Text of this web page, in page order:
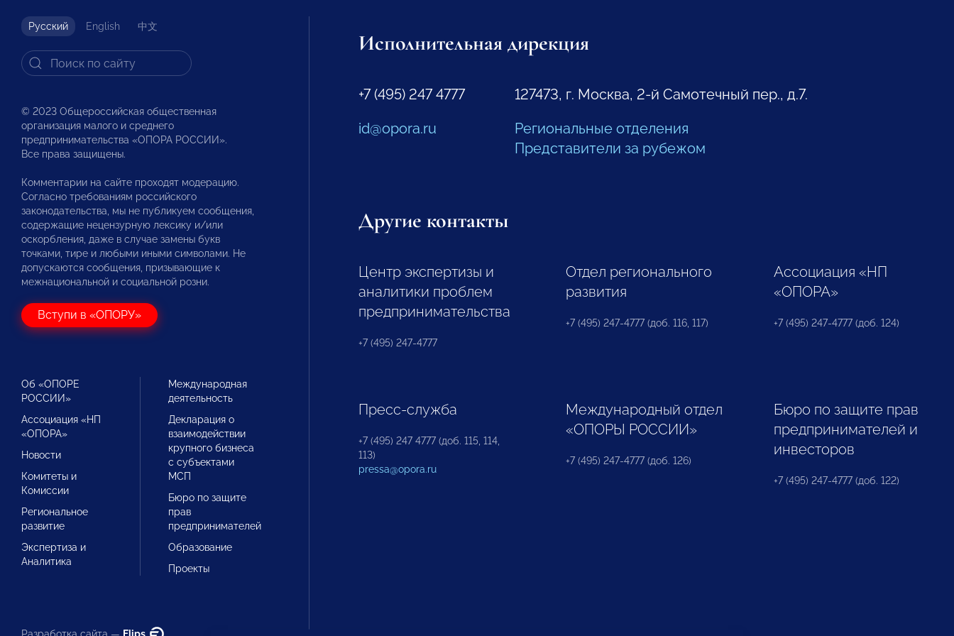
Русский English 中文
© 2023 Общероссийская общественная
организация малого и среднего
предпринимательства «ОПОРА РОССИИ».
Все права защищены.
Комментарии на сайте проходят модерацию.
Согласно требованиям российского
законодательства, мы не публикуем сообщения,
содержащие нецензурную лексику и/или
оскорбления, даже в случае замены букв
точками, тире и любыми иными символами. Не
допускаются сообщения, призывающие к
межнациональной и социальной розни.
Вступи в «ОПОРУ»
Об «ОПОРЕ
РОССИИ»
Ассоциация «НП
«ОПОРА»
Новости
Комитеты и
Комиссии
Региональное
развитие
Экспертиза и
Аналитика
Международная
деятельность
Декларация о
взаимодействии
крупного бизнеса
с субъектами
МСП
Бюро по защите
прав
предпринимателей
Образование
Проекты
Исполнительная дирекция
+7 (495) 247 4777
id@opora.ru
127473, г. Москва, 2-й Самотечный пер., д.7.
Региональные отделения
Представители за рубежом
Другие контакты
Центр экспертизы и
аналитики проблем
предпринимательства
+7 (495) 247-4777
Отдел регионального
развития
+7 (495) 247-4777 (доб. 116, 117)
Ассоциация «НП
«ОПОРА»
+7 (495) 247-4777 (доб. 124)
Пресс-служба
+7 (495) 247 4777 (доб. 115, 114,
113)
pressa@opora.ru
Международный отдел
«ОПОРЫ РОССИИ»
+7 (495) 247-4777 (доб. 126)
Бюро по защите прав
предпринимателей и
инвесторов
+7 (495) 247-4777 (доб. 122)